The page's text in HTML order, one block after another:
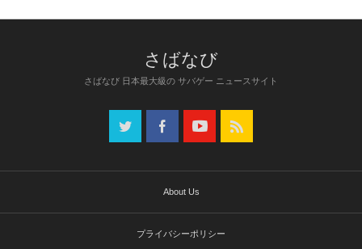
さばなび 日本最大級の サバゲー ニュースサイト
About Us
プライバシーポリシー